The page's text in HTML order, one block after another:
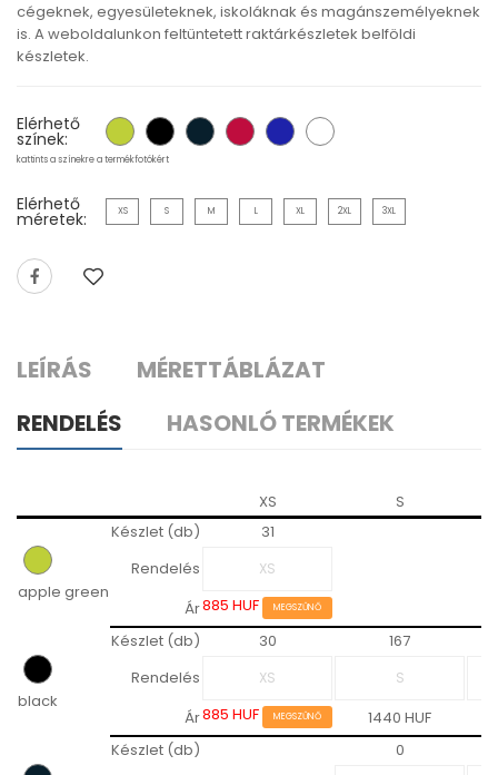
cégeknek, egyesületeknek, iskoláknak és magánszemélyeknek
is. A weboldalunkon feltüntetett raktárkészletek belföldi
készletek.
Elérhető
színek:
kattints a színekre a termékfotókért
Elérhető
méretek: XS S M L XL 2XL 3XL
LEÍRÁS
MÉRETTÁBLÁZAT
RENDELÉS
HASONLÓ TERMÉKEK
XS S
apple green
Készlet (db)
31
Rendelés
Ár885 HUF MEGSZŰNŐ
black
Készlet (db) 30
167
Rendelés
Ár885 HUF MEGSZŰNŐ 1440 HUF
Készlet (db)
0